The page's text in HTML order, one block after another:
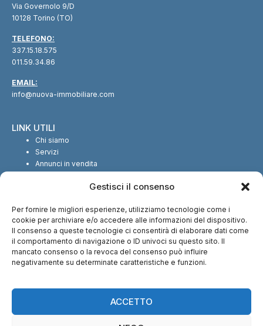
Gestisci il consenso
Per fornire le migliori esperienze, utilizziamo tecnologie come i
cookie per archiviare e/o accedere alle informazioni del dispositivo.
Il consenso a queste tecnologie ci consentirà di elaborare dati come
il comportamento di navigazione o ID univoci su questo sito. Il
mancato consenso o la revoca del consenso può influire
negativamente su determinate caratteristiche e funzioni.
ACCETTO
Via Governolo 9/D
10128 Torino (TO)
TELEFONO:
337.15.18.575
011.59.34.86
EMAIL:
info@nuova-immobiliare.com
LINK UTILI
Chi siamo
Servizi
Annunci in vendita
SEGUICI SUI SOCIAL
CI TROVI ANCHE SU: